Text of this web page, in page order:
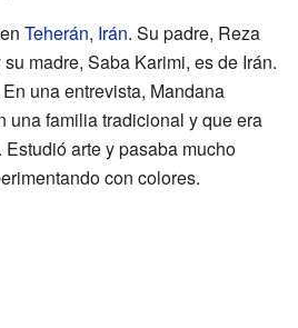
Teherán, Irán. Su padre, Reza
madre, Saba Karimi, es de Irán.
una entrevista, Mandana
una familia tradicional y que era
arte y pasaba mucho
con colores.